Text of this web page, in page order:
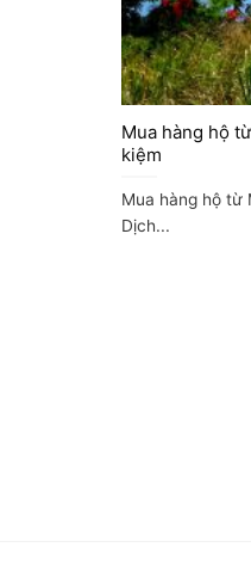
Mua hàng hộ
kiệm
Mua hàng hộ từ
Dịch...